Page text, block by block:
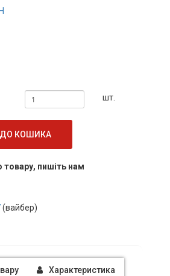
шт.
КОШИКА
товару, пишіть нам
(вайбер)
Характеристика